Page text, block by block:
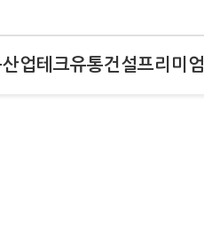
산업테크유통건설프리미엄